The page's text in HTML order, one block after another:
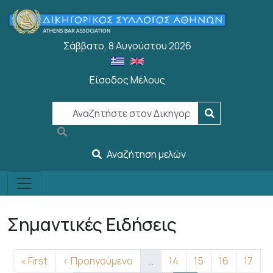
Παράκαμψη προς το κυρίως περιεχόμενο
Σάββατο, 8 Αυγούστου 2026
User account menu
Είσοδος Μέλους
Αναζήτηση μελών
Σημαντικές Ειδήσεις
Σελιδοποίηση
First page
« First Προηγούμενη σελίδα
‹ Προηγούμενο … Σελίδα
14 Σελίδα
15 Σελίδα
16
17